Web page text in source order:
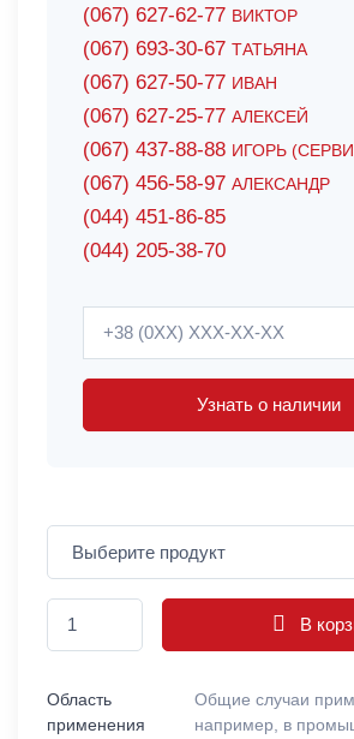
(067) 627-62-77 ВИКТОР
(067) 693-30-67 ТАТЬЯНА
(067) 627-50-77 ИВАН
(067) 627-25-77 АЛЕКСЕЙ
(067) 437-88-88 ИГОРЬ
(067) 456-58-97 АЛЕКСАНДР
(044) 451-86-85
(044) 205-38-70
Узнать о наличии
В
Область
применения
Общие случаи
например, в